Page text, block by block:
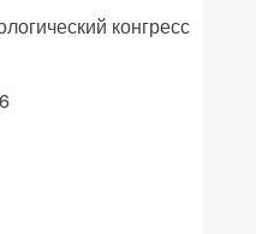
конгресс